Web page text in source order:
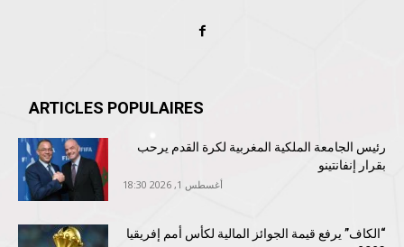
ARTICLES POPULAIRES
رئيس الجامعة الملكية المغربية لكرة القدم يرحب
بقرار إنفانتينو
أغسطس 1, 2026 18:30
“الكاف” يرفع قيمة الجوائز المالية لكأس أمم إفريقيا